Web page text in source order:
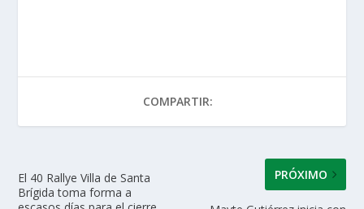
A
p
o
k
dI
n
ar
r
COMPARTIR:
El 40 Rallye Villa de Santa
Brígida toma forma a
PRÓXIMO